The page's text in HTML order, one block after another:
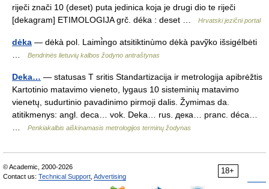
riječi znači 10 (deset) puta jedinica koja je drugi dio te riječi
[dekagram] ETIMOLOGIJA grč. déka : deset …
Hrvatski jezični portal
dėka — dėkà pol. Laimi̇̀ngo atsitiktinùmo dėkà pavỹko išsigélbėti
Bendrinės lietuvių kalbos žodyno antraštynas
Deka… — statusas T sritis Standartizacija ir metrologija apibrėžtis
Kartotinio matavimo vieneto, lygaus 10 sisteminių matavimo
vienetų, sudurtinio pavadinimo pirmoji dalis. Žymimas da.
atitikmenys: angl. deca… vok. Deka… rus. дека… pranc. déca…
Penkiakalbis aiškinamasis metrologijos terminų žodynas
18+
© Academic, 2000-2026
Contact us: Technical Support Advertising